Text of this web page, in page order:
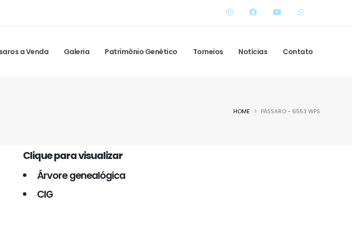
a Venda Galeria Patrimônio Genético Torneios Notícias Contato
HOME PÁSSARO - 6553 WPS
Clique para visualizar
Árvore genealógica
CIG